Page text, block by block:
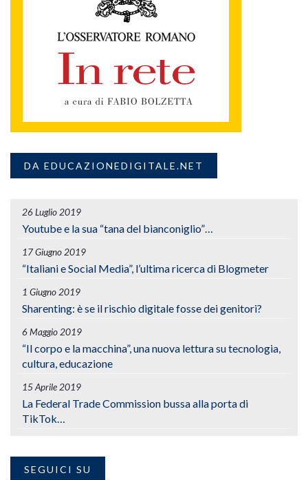
DA EDUCAZIONEDIGITALE.NET
26 Luglio 2019
Youtube e la sua “tana del bianconiglio”…
17 Giugno 2019
“Italiani e Social Media”, l’ultima ricerca di Blogmeter
1 Giugno 2019
Sharenting: è se il rischio digitale fosse dei genitori?
6 Maggio 2019
“Il corpo e la macchina”, una nuova lettura su tecnologia,
cultura, educazione
15 Aprile 2019
La Federal Trade Commission bussa alla porta di
TikTok…
SEGUICI SU